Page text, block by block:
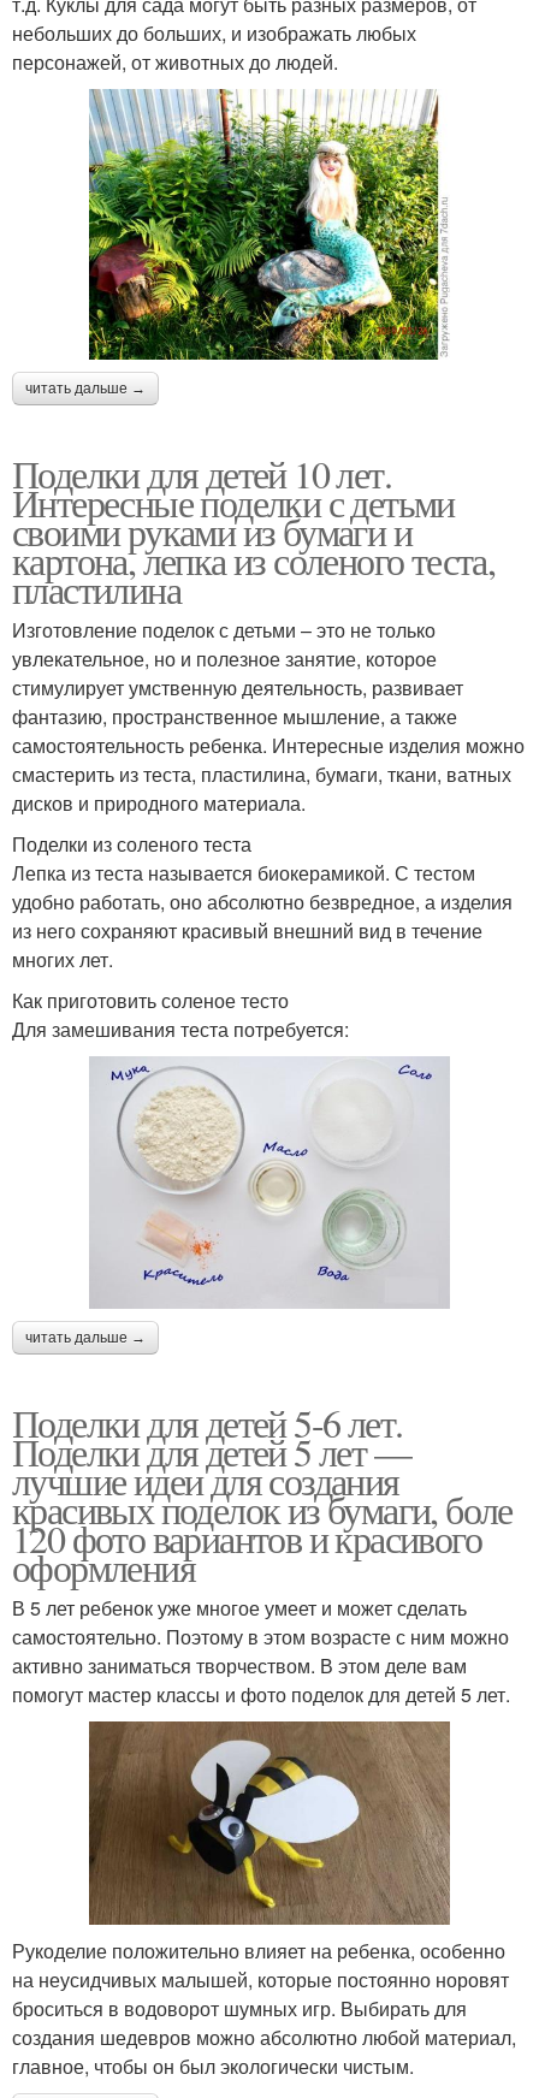
небольших до больших, и изображать любых
персонажей, от животных до людей.
читать дальше →
Поделки для детей 10 лет.
Интересные поделки с детьми
своими руками из бумаги и
картона, лепка из соленого теста,
пластилина
Изготовление поделок с детьми – это не только
увлекательное, но и полезное занятие, которое
стимулирует умственную деятельность, развивает
фантазию, пространственное мышление, а также
самостоятельность ребенка. Интересные изделия можно
смастерить из теста, пластилина, бумаги, ткани, ватных
дисков и природного материала.
Поделки из соленого теста
Лепка из теста называется биокерамикой. С тестом
удобно работать, оно абсолютно безвредное, а изделия
из него сохраняют красивый внешний вид в течение
многих лет.
Как приготовить соленое тесто
Для замешивания теста потребуется:
читать дальше →
Поделки для детей 5-6 лет.
Поделки для детей 5 лет —
лучшие идеи для создания
красивых поделок из бумаги, боле
120 фото вариантов и красивого
оформления
В 5 лет ребенок уже многое умеет и может сделать
самостоятельно. Поэтому в этом возрасте с ним можно
активно заниматься творчеством. В этом деле вам
помогут мастер классы и фото поделок для детей 5 лет.
Рукоделие положительно влияет на ребенка, особенно
на неусидчивых малышей, которые постоянно норовят
броситься в водоворот шумных игр. Выбирать для
создания шедевров можно абсолютно любой материал,
главное, чтобы он был экологически чистым.